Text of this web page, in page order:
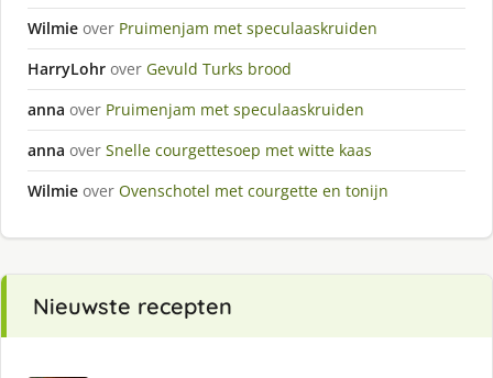
Wilmie over Pruimenjam met speculaaskruiden
HarryLohr over Gevuld Turks brood
anna over Pruimenjam met speculaaskruiden
anna over Snelle courgettesoep met witte kaas
Wilmie over Ovenschotel met courgette en tonijn
Nieuwste recepten